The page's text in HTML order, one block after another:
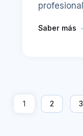
Saber más
1 2 3